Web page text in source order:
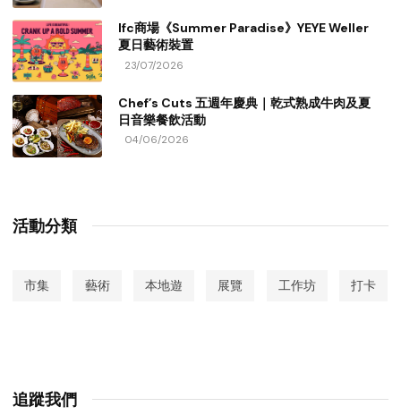
Ifc商場《Summer Paradise》YEYE Weller
夏日藝術裝置
23/07/2026
Chef’s Cuts 五週年慶典｜乾式熟成牛肉及夏
日音樂餐飲活動
04/06/2026
活動分類
市集 藝術 本地遊 展覽 工作坊 打卡
追蹤我們